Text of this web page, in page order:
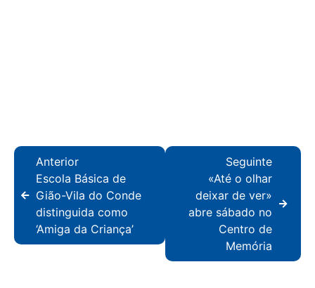
Anterior
Escola Básica de
Gião-Vila do Conde
distinguida como
‘Amiga da Criança’
Seguinte
«Até o olhar
deixar de ver»
abre sábado no
Centro de
Memória